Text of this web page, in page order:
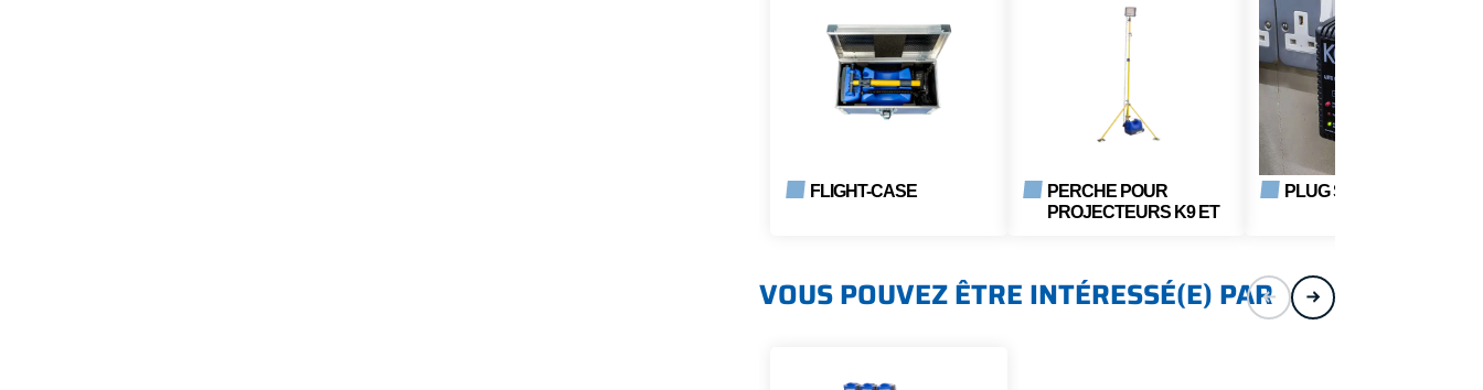
FLIGHT-CASE
PERCHE POUR
PROJECTEURS K9 ET
PLUG SECOURS
VOUS POUVEZ ÊTRE INTÉRESSÉ(E) PAR